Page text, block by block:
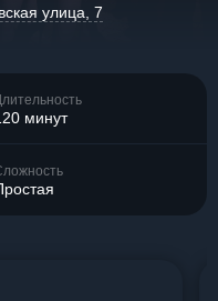
улица, 7
минут